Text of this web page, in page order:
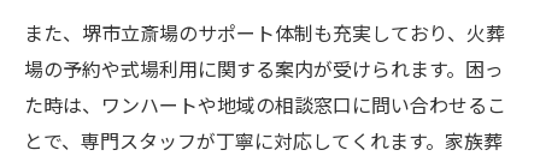
また、堺市立斎場のサポート体制も充実しており、火葬
場の予約や式場利用に関する案内が受けられます。困っ
た時は、ワンハートや地域の相談窓口に問い合わせるこ
とで、専門スタッフが丁寧に対応してくれます。家族葬